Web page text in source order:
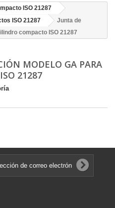
ISO 21287
ISO 21287
Junta de
compacto ISO 21287
MODELO GA PARA
21287